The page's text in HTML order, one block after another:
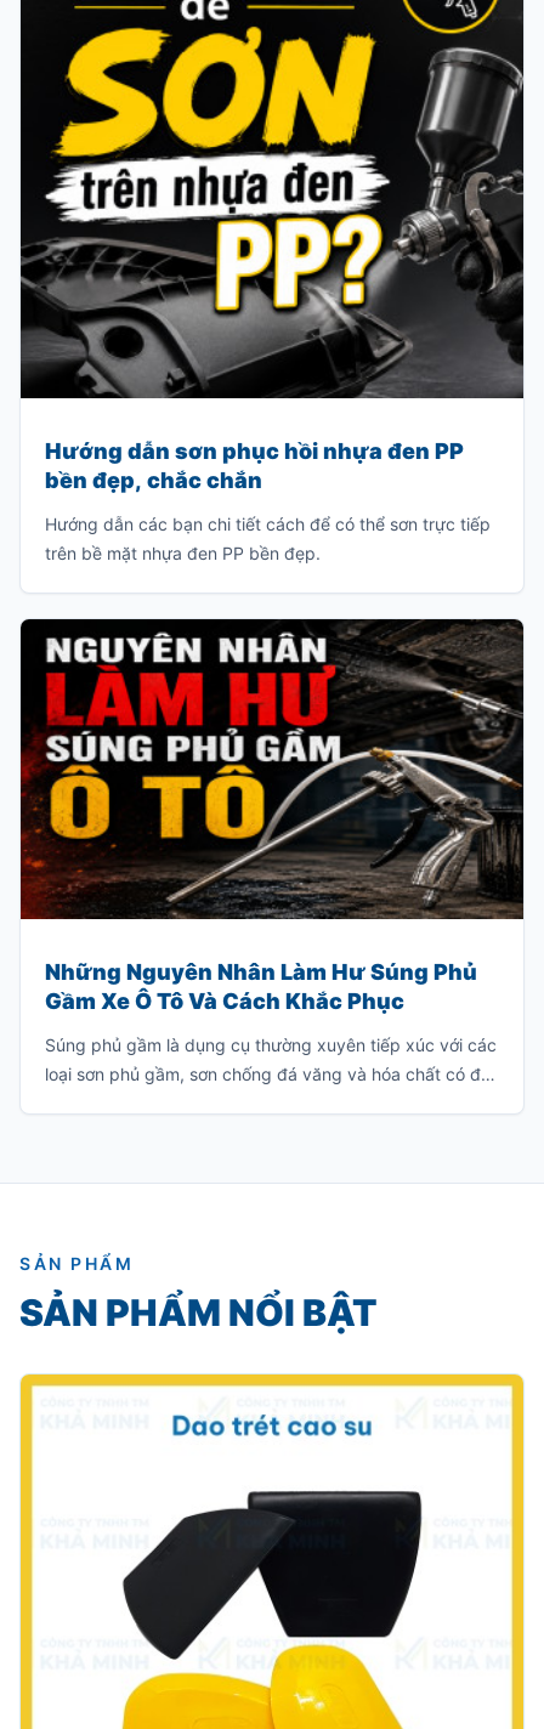
Hướng dẫn sơn phục hồi nhựa đen PP
bền đẹp, chắc chắn
Hướng dẫn các bạn chi tiết cách để có thể sơn trực tiếp
trên bề mặt nhựa đen PP bền đẹp.
Những Nguyên Nhân Làm Hư Súng Phủ
Gầm Xe Ô Tô Và Cách Khắc Phục
Súng phủ gầm là dụng cụ thường xuyên tiếp xúc với các
loại sơn phủ gầm, sơn chống đá văng và hóa chất có độ
SẢN PHẨM
SẢN PHẨM NỔI BẬT